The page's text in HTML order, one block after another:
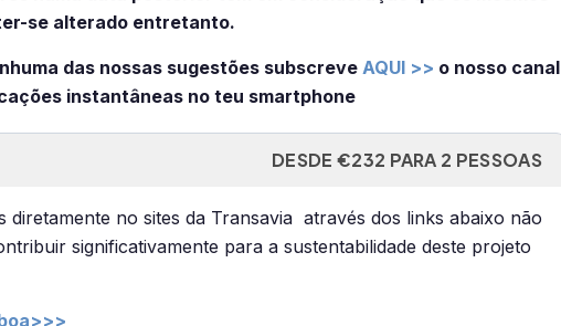
se alterado entretanto.
das nossas sugestões subscreve AQUI >> o nosso canal
instantâneas no teu smartphone
DESDE €232 PARA 2 PESSOAS
diretamente no sites da Transavia através dos links abaixo não
significativamente para a sustentabilidade deste projeto